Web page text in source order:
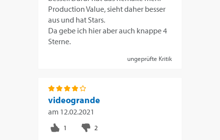
Production Value, sieht daher besser
aus und hat Stars.
Da gebe ich hier aber auch knappe 4
Sterne.
ungeprüfte Kritik
videogrande
am 12.02.2021